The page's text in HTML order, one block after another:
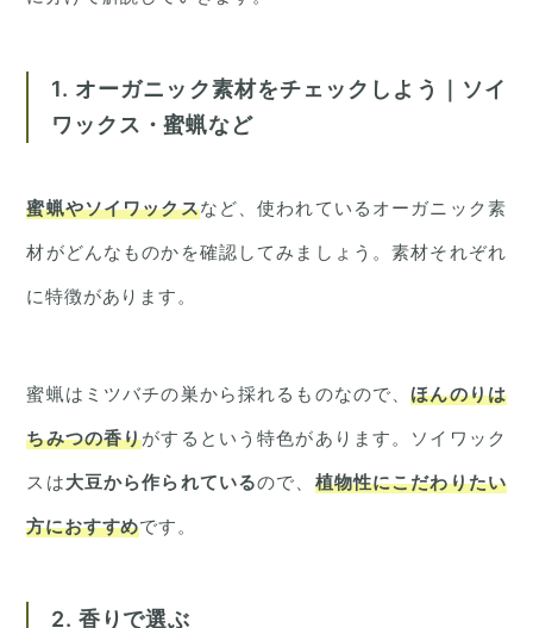
1. オーガニック素材をチェックしよう｜ソイ
ワックス・蜜蝋など
蜜蝋やソイワックスなど、使われているオーガニック素
材がどんなものかを確認してみましょう。素材それぞれ
に特徴があります。
蜜蝋はミツバチの巣から採れるものなので、ほんのりは
ちみつの香りがするという特色があります。ソイワック
スは大豆から作られているので、 植物性にこだわりたい
方におすすめです。
2. 香りで選ぶ